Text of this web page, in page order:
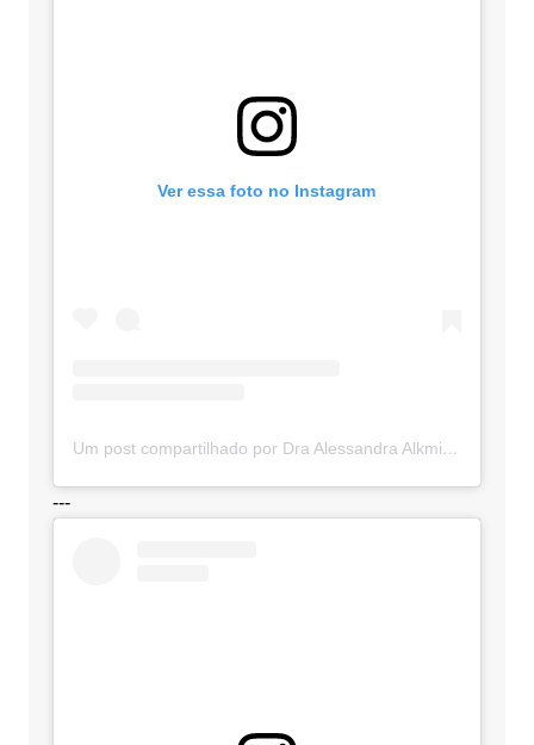
Ver essa foto no Instagram
Um post compartilhado por Dra Alessandra Alkmim (@advocaciaalkmim)
---